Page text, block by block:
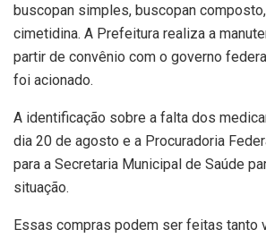
buscopan simples, buscopan
cimetidina. A Prefeitura realiza a
partir de convênio com o governo
foi acionado.
A identificação sobre a falta dos
dia 20 de agosto e a Procuradoria
para a Secretaria Municipal de Saúde
situação.
Essas compras podem ser feitas tanto